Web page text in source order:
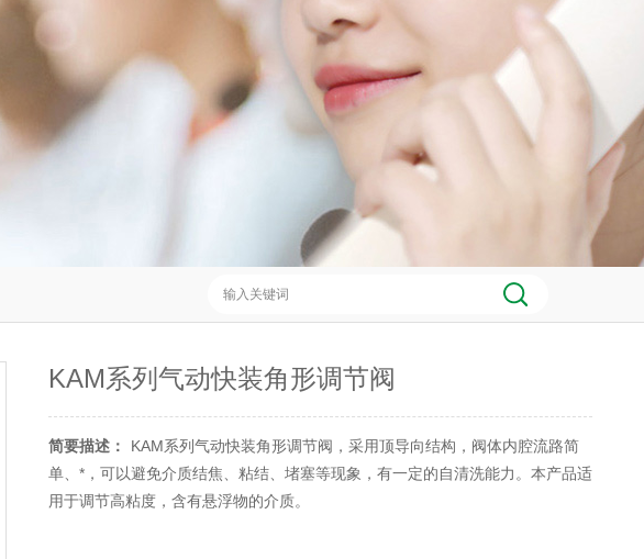
KAM系列气动快装角形调节阀
简要描述：
KAM系列气动快装角形调节阀，采用顶导向结构，阀体内腔流路简
单、*，可以避免介质结焦、粘结、堵塞等现象，有一定的自清洗能力。本产品适
用于调节高粘度，含有悬浮物的介质。